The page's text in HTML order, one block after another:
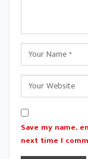
Save my name,
next time I